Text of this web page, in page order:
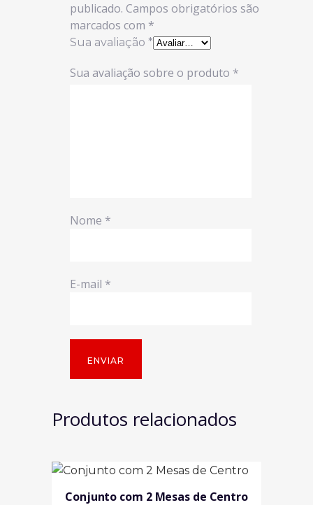
publicado. Campos obrigatórios são
marcados com *
Sua avaliação *
Sua avaliação sobre o produto *
Nome *
E-mail *
Produtos relacionados
Conjunto com 2 Mesas de Centro